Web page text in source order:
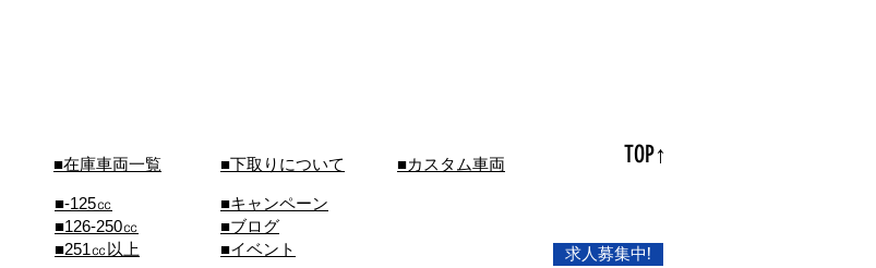
■在庫車両一覧 ■下取りについて
■-125㏄
■126-250㏄
■251㏄以上
■キャンペーン
■ブログ
■イベント
■カスタム車両 TOP↑
求人募集中!